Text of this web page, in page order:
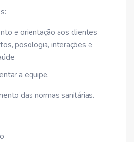
e orientação aos clientes
posologia, interações e
a equipe.
das normas sanitárias.